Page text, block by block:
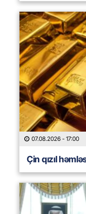
07.08.2026 - 17:00
Çin qızıl